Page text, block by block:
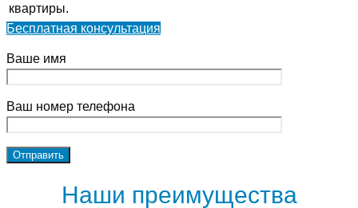
квартиры.
Бесплатная консультация
Ваше имя
Ваш номер телефона
Наши преимущества